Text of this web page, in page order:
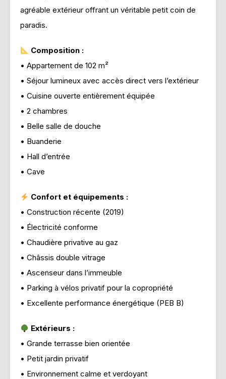
agréable extérieur offrant un véritable petit coin de
paradis.
Composition :
• Appartement de 102 m²
• Séjour lumineux avec accès direct vers l’extérieur
• Cuisine ouverte entièrement équipée
• 2 chambres
• Belle salle de douche
• Buanderie
• Hall d’entrée
• Cave
Confort et équipements :
• Construction récente (2019)
• Électricité conforme
• Chaudière privative au gaz
• Châssis double vitrage
• Ascenseur dans l’immeuble
• Parking à vélos privatif pour la copropriété
• Excellente performance énergétique (PEB B)
Extérieurs :
• Grande terrasse bien orientée
• Petit jardin privatif
• Environnement calme et verdoyant